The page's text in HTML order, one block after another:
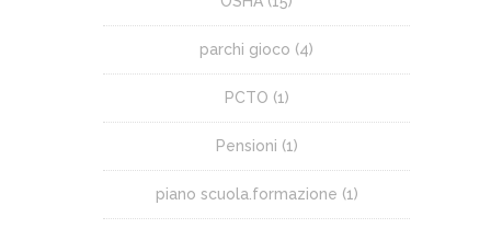
parchi gioco (4)
PCTO (1)
Pensioni (1)
piano scuola.formazione (1)